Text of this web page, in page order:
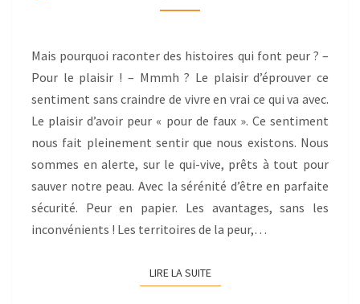
!
Mais pourquoi raconter des histoires qui font peur ? –
Pour le plaisir ! – Mmmh ? Le plaisir d’éprouver ce
sentiment sans craindre de vivre en vrai ce qui va avec.
Le plaisir d’avoir peur « pour de faux ». Ce sentiment
nous fait pleinement sentir que nous existons. Nous
sommes en alerte, sur le qui-vive, prêts à tout pour
sauver notre peau. Avec la sérénité d’être en parfaite
sécurité. Peur en papier. Les avantages, sans les
inconvénients ! Les territoires de la peur,…
LIRE LA SUITELIRE LA SUITE